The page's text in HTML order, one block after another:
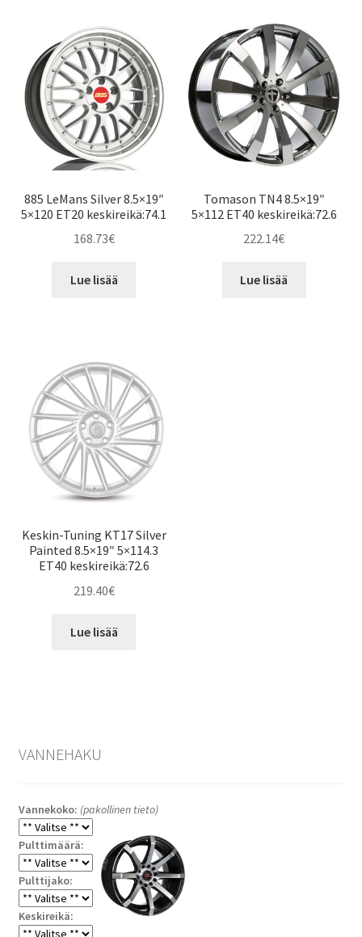
885 LeMans Silver 8.5×19″
5×120 ET20 keskireikä:74.1
168.73€
Lue lisää
Tomason TN4 8.5×19″
5×112 ET40 keskireikä:72.6
222.14€
Lue lisää
Keskin-Tuning KT17 Silver
Painted 8.5×19″ 5×114.3
ET40 keskireikä:72.6
219.40€
Lue lisää
VANNEHAKU
Vannekoko: (pakollinen tieto)
Pulttimäärä:
Pulttijako:
Keskireikä: